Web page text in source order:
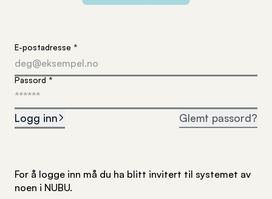
E-postadresse *(påkrevd)
Passord *(påkrevd)
Logg inn Glemt passord?
For å logge inn må du ha blitt invitert til systemet av
noen i NUBU.